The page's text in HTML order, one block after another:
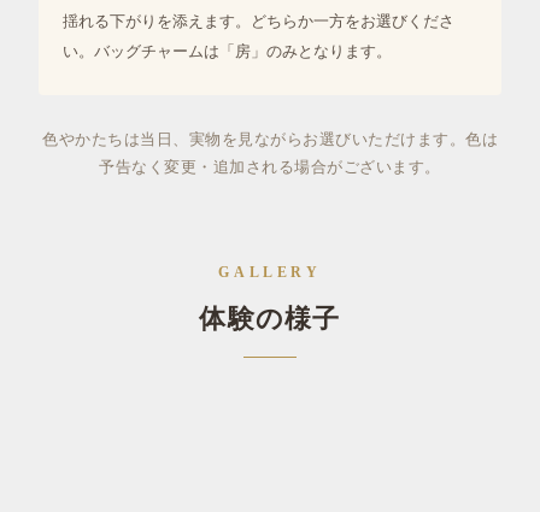
揺れる下がりを添えます。どちらか一方をお選びくださ
い。バッグチャームは「房」のみとなります。
色やかたちは当日、実物を見ながらお選びいただけます。色は
予告なく変更・追加される場合がございます。
GALLERY
体験の様子